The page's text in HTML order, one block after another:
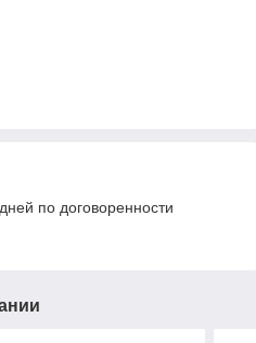
по договоренности